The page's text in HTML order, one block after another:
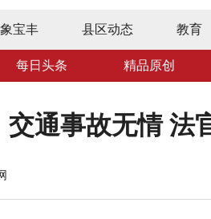
宝丰 县区动态 教育
每日头条 精品原创
交通事故无情 法